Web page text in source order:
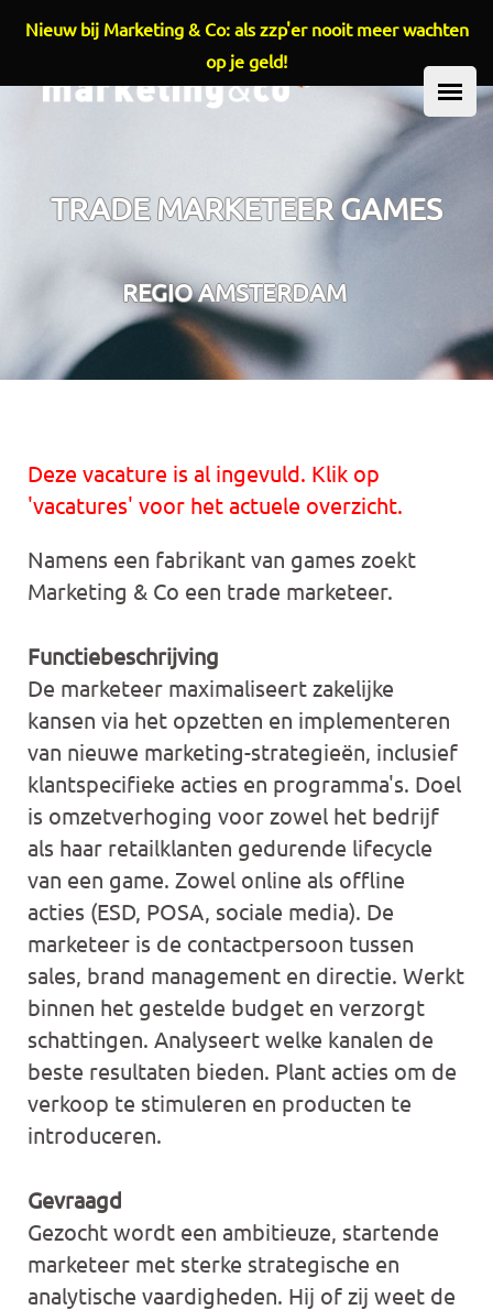
Overslaan en naar de inhoud gaan
TRADE MARKETEER GAMES
REGIO AMSTERDAM
Deze vacature is al ingevuld. Klik op
'vacatures' voor het actuele overzicht.
Namens een fabrikant van games zoekt
Marketing & Co een trade marketeer.
Functiebeschrijving
De marketeer maximaliseert zakelijke
kansen via het opzetten en implementeren
van nieuwe marketing-strategieën, inclusief
klantspecifieke acties en programma's. Doel
is omzetverhoging voor zowel het bedrijf
als haar retailklanten gedurende lifecycle
van een game. Zowel online als offline
acties (ESD, POSA, sociale media). De
marketeer is de contactpersoon tussen
sales, brand management en directie. Werkt
binnen het gestelde budget en verzorgt
schattingen. Analyseert welke kanalen de
beste resultaten bieden. Plant acties om de
verkoop te stimuleren en producten te
introduceren.
Gevraagd
Gezocht wordt een ambitieuze, startende
marketeer met sterke strategische en
analytische vaardigheden. Hij of zij weet de
Nieuw bij Marketing & Co: als zzp'er nooit meer wachten
op je geld!